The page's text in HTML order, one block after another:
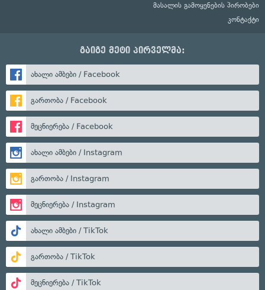
მასალის გამოყენების პირობები
კონტაქტი
გაიგე მეტი პირველმა:
ახალი ამბები / Facebook
გართობა / Facebook
მეცნიერება / Facebook
ახალი ამბები / Instagram
გართობა / Instagram
მეცნიერება / Instagram
ახალი ამბები / TikTok
გართობა / TikTok
მეცნიერება / TikTok